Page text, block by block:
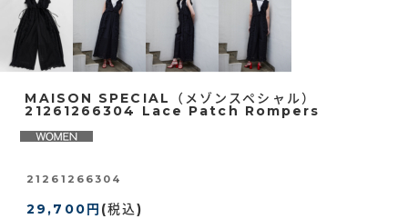
MAISON SPECIAL（メゾンスペシャル）
21261266304 Lace Patch Rompers
21261266304
29,700円 (税込)